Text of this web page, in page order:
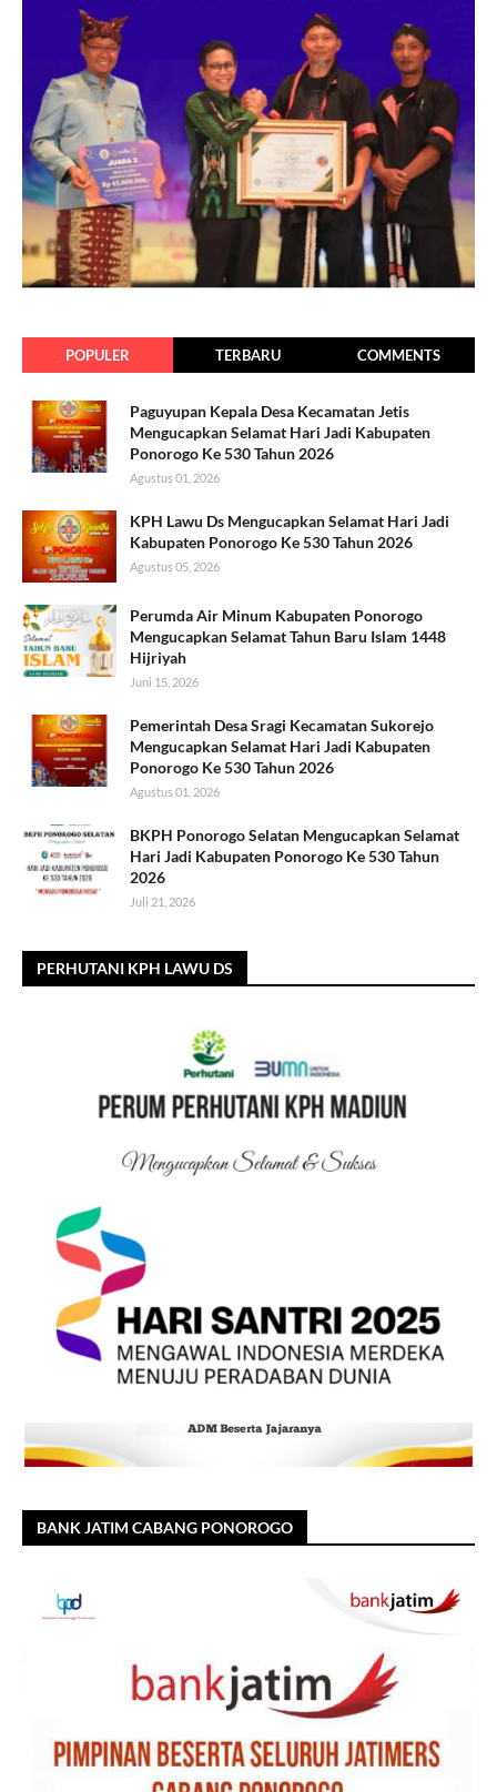
POPULER TERBARU COMMENTS
Paguyupan Kepala Desa Kecamatan Jetis
Mengucapkan Selamat Hari Jadi Kabupaten
Ponorogo Ke 530 Tahun 2026
Agustus 01, 2026
KPH Lawu Ds Mengucapkan Selamat Hari Jadi
Kabupaten Ponorogo Ke 530 Tahun 2026
Agustus 05, 2026
Perumda Air Minum Kabupaten Ponorogo
Mengucapkan Selamat Tahun Baru Islam 1448
Hijriyah
Juni 15, 2026
Pemerintah Desa Sragi Kecamatan Sukorejo
Mengucapkan Selamat Hari Jadi Kabupaten
Ponorogo Ke 530 Tahun 2026
Agustus 01, 2026
BKPH Ponorogo Selatan Mengucapkan Selamat
Hari Jadi Kabupaten Ponorogo Ke 530 Tahun
2026
Juli 21, 2026
PERHUTANI KPH LAWU DS
BANK JATIM CABANG PONOROGO